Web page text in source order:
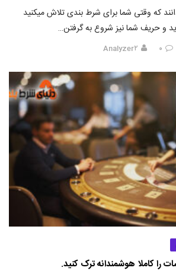
که وقتی شما برای شرط بندی تلاش میکنید
و حریف شما نیز شروع به گرفتن…
۰ Analyzer۲
را کاملا هوشمندانه ترک کنید.